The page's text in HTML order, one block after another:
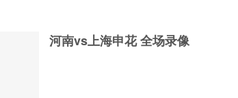
河南vs上海申花 全场录像